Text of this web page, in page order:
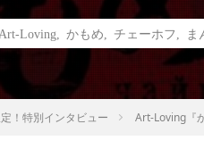
Art-Loving かもめ チェーホフ ま
！特別インタビュー Art-Loving『